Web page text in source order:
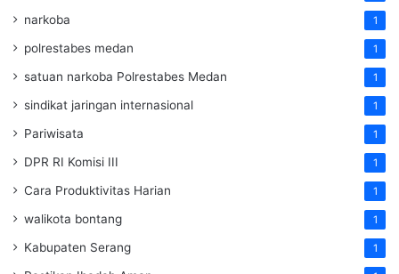
narkoba 1
polrestabes medan 1
satuan narkoba Polrestabes Medan 1
sindikat jaringan internasional 1
Pariwisata 1
DPR RI Komisi III 1
Cara Produktivitas Harian 1
walikota bontang 1
Kabupaten Serang 1